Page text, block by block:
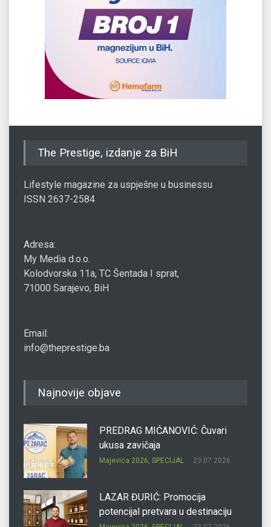
The Prestige, izdanje za BiH
Lifestyle magazine za uspješne u businessu
ISSN 2637-2584
Adresa:
My Media d.o.o.
Kolodvorska 11a, TC Šentada I sprat,
71000 Sarajevo, BiH
Email:
info@theprestige.ba
Najnovije objave
PREDRAG MIĆANOVIĆ: Čuvari
ukusa zavičaja
Majevica 2026, SPECIJAL 23.07.2026.
LAZAR ĐURIĆ: Promocija
potencijal pretvara u destinaciju